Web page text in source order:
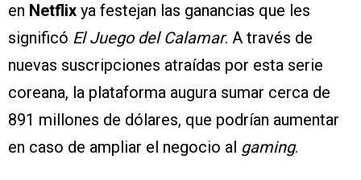
en Netflix ya festejan las ganancias que les
significó El Juego del Calamar. A través de
nuevas suscripciones atraídas por esta serie
coreana, la plataforma augura sumar cerca de
891 millones de dólares, que podrían aumentar
en caso de ampliar el negocio al gaming.